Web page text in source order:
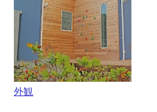
外観